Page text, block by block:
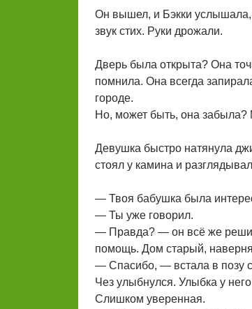
Он вышел, и Бэкки услышала,
звук стих. Руки дрожали.
Дверь была открыта? Она
помнила. Она всегда
городе.
Но, может быть, она забыла?
Девушка быстро натянула
стоял у камина и
— Твоя бабушка была
— Ты уже говорил.
— Правда? — он всё же
помощь. Дом старый,
— Спасибо, — встала в позу
Чез улыбнулся. Улыбка у
Слишком уверенная.